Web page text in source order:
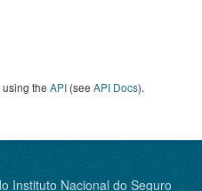
the API (see API Docs).
Instituto Nacional do Seguro